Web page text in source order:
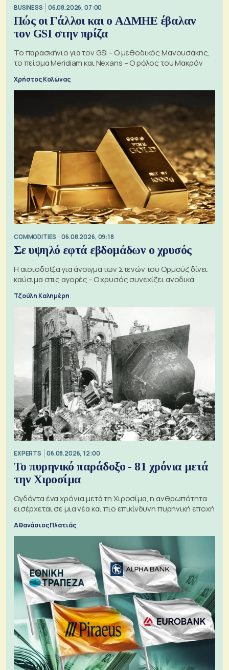
BUSINESS 06.08.2026, 07:00
Πώς οι Γάλλοι και ο ΑΔΜΗΕ έβαλαν
τον GSI στην πρίζα
Το παρασκήνιο για τον GSI – Ο μεθοδικός Μανουσάκης,
το πείσμα Meridiam και Nexans – Ο ρόλος του Μακρόν
Χρήστος Κολώνας
COMMODITIES 06.08.2026, 09:18
Σε υψηλό εφτά εβδομάδων ο χρυσός
Η αισιοδοξία για άνοιγμα των Στενών του Ορμούζ δίνει
καύσιμα στις αγορές - Ο χρυσός συνεχίζει ανοδικά
Τζούλη Καλημέρη
EXPERTS 06.08.2026, 12:00
Το πυρηνικό παράδοξο - 81 χρόνια μετά
την Χιροσίμα
Ογδόντα ένα χρόνια μετά τη Χιροσίμα, η ανθρωπότητα
εισέρχεται σε μια νέα και πιο επικίνδυνη πυρηνική εποχή
Αθανάσιος Πλατιάς